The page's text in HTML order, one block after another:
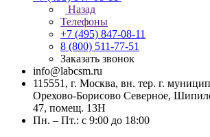
Назад
Телефоны
+7 (495) 847-08-11
8 (800) 511-77-51
Заказать звонок
info@labcsm.ru
115551, г. Москва, вн. тер. г.
Орехово-Борисово Северное,
47, помещ. 13Н
Пн. – Пт.: с 9:00 до 18:00